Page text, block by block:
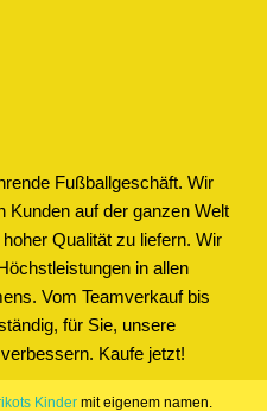
Fußballgeschäft. Wir
Kunden auf der ganzen Welt
Qualität zu liefern. Wir
in allen
Vom Teamverkauf bis
für Sie, unsere
Kaufe jetzt!
Kinder mit eigenem namen.